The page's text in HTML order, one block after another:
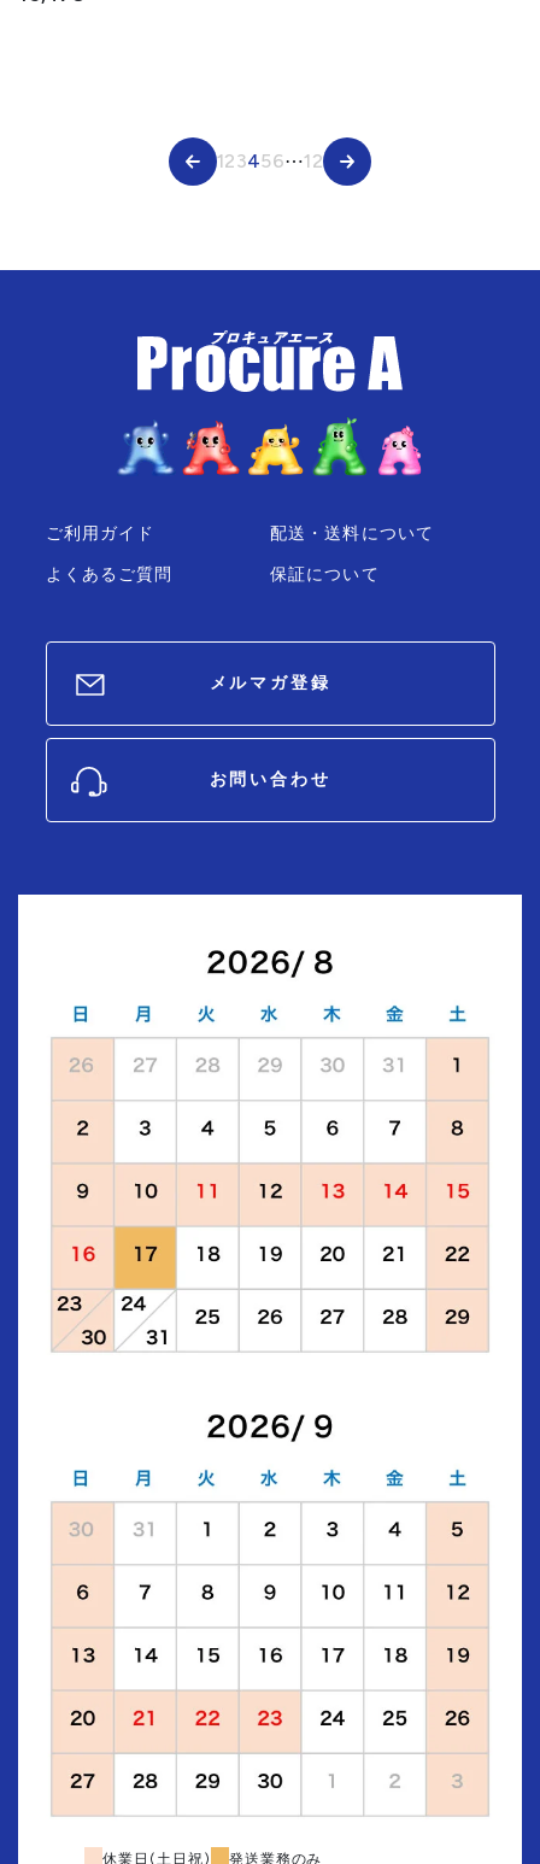
123456⋯12
ご利用ガイド
よくあるご質問
配送・送料について
保証について
メルマガ登録
お問い合わせ
休業日(土日祝) 発送業務のみ